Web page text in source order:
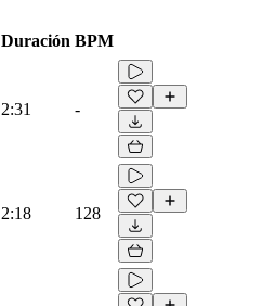
Duración BPM
2:31 -
2:18 128